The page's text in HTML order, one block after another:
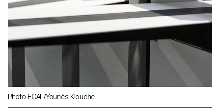
Photo ECAL/Younès Klouche